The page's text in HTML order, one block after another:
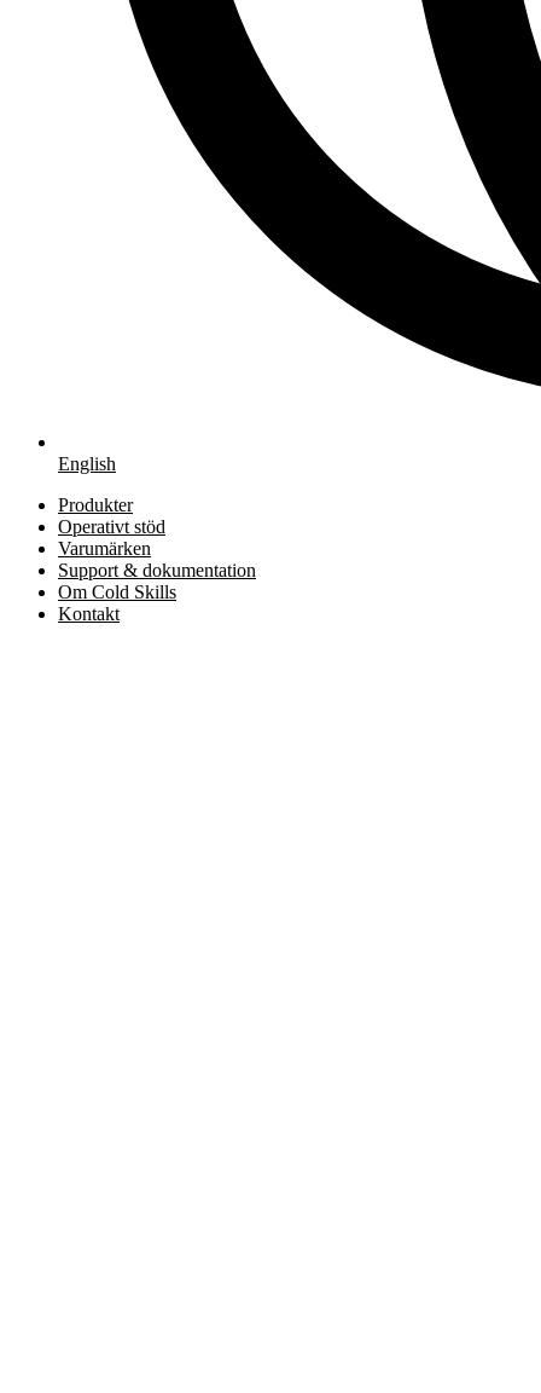
English
Produkter
Operativt stöd
Varumärken
Support & dokumentation
Om Cold Skills
Kontakt